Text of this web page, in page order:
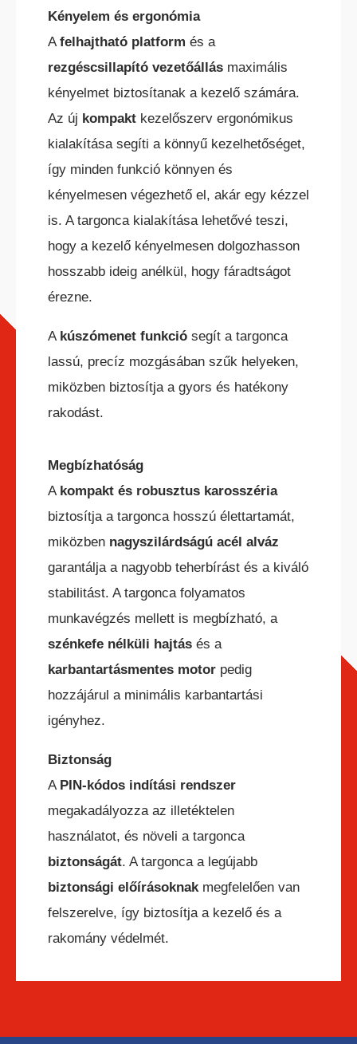
Kényelem és ergonómia
A felhajtható platform és a
rezgéscsillapító vezetőállás maximális
kényelmet biztosítanak a kezelő számára.
Az új kompakt kezelőszerv ergonómikus
kialakítása segíti a könnyű kezelhetőséget,
így minden funkció könnyen és
kényelmesen végezhető el, akár egy kézzel
is. A targonca kialakítása lehetővé teszi,
hogy a kezelő kényelmesen dolgozhasson
hosszabb ideig anélkül, hogy fáradtságot
érezne.
A kúszómenet funkció segít a targonca
lassú, precíz mozgásában szűk helyeken,
miközben biztosítja a gyors és hatékony
rakodást.
Megbízhatóság
A kompakt és robusztus karosszéria
biztosítja a targonca hosszú élettartamát,
miközben nagyszilárdságú acél alváz
garantálja a nagyobb teherbírást és a kiváló
stabilitást. A targonca folyamatos
munkavégzés mellett is megbízható, a
szénkefe nélküli hajtás és a
karbantartásmentes motor pedig
hozzájárul a minimális karbantartási
igényhez.
Biztonság
A PIN-kódos indítási rendszer
megakadályozza az illetéktelen
használatot, és növeli a targonca
biztonságát. A targonca a legújabb
biztonsági előírásoknak megfelelően van
felszerelve, így biztosítja a kezelő és a
rakomány védelmét.